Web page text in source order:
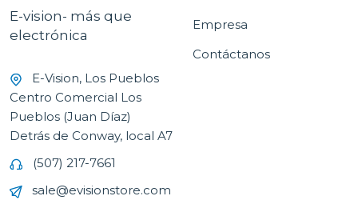
E-vision- más que
electrónica
E-Vision, Los Pueblos
Centro Comercial Los
Pueblos (Juan Díaz)
Detrás de Conway, local A7
(507) 217-7661
sale@evisionstore.com
Empresa
Contáctanos